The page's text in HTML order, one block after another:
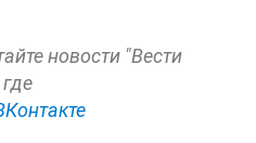
новости "Вести